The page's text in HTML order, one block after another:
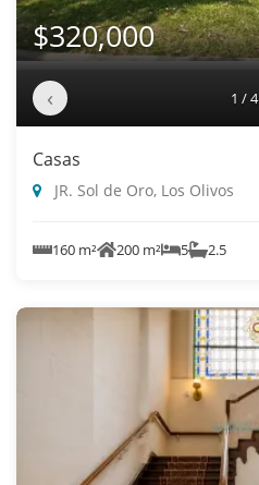
$320,000
‹ 1 / 4
Casas
JR. Sol de Oro, Los Olivos
160 m² 200 m² 5 2.5